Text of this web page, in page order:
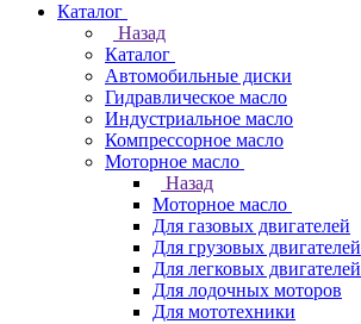
Каталог
Назад
Каталог
Автомобильные диски
Гидравлическое масло
Индустриальное масло
Компрессорное масло
Моторное масло
Назад
Моторное масло
Для газовых двигателей
Для грузовых двигателей
Для легковых двигателей
Для лодочных моторов
Для мототехники